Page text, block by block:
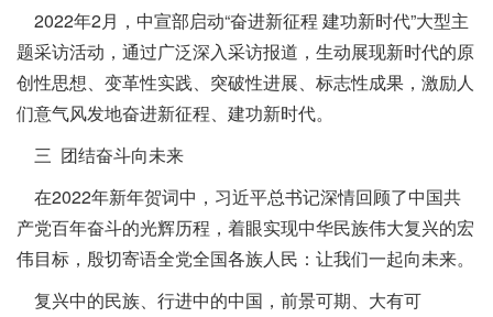
2022年2月，中宣部启动“奋进新征程 建功新时代”大型主
题采访活动，通过广泛深入采访报道，生动展现新时代的原
创性思想、变革性实践、突破性进展、标志性成果，激励人
们意气风发地奋进新征程、建功新时代。
三 团结奋斗向未来
在2022年新年贺词中，习近平总书记深情回顾了中国共
产党百年奋斗的光辉历程，着眼实现中华民族伟大复兴的宏
伟目标，殷切寄语全党全国各族人民：让我们一起向未来。
复兴中的民族、行进中的中国，前景可期、大有可